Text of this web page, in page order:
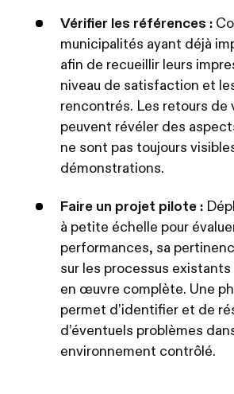
Vérifier les références :
municipalités ayant déjà
afin de recueillir leurs
niveau de satisfaction et
rencontrés. Les retours de
peuvent révéler des
ne sont pas toujours
démonstrations.
Faire un projet pilote :
à petite échelle pour
performances, sa
sur les processus existants
en œuvre complète. Une
permet d’identifier et de
d’éventuels problèmes
environnement contrôlé.